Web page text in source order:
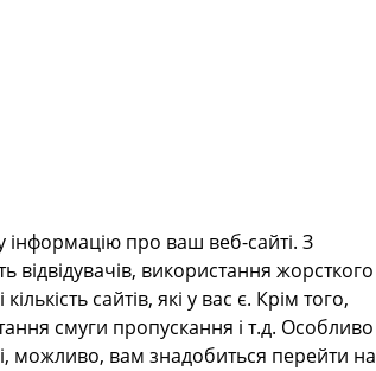
про ваш веб-сайті. З
відвідувачів, використання жорсткого
сайтів, які у вас є. Крім того,
смуги пропускання і т.д. Особливо
можливо, вам знадобиться перейти на